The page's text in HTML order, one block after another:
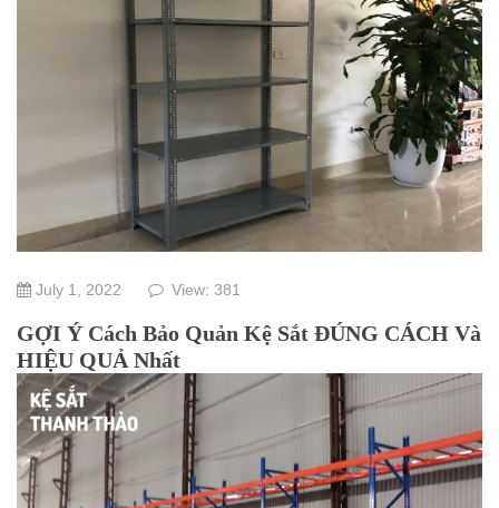
July 1, 2022 View: 381
GỢI Ý Cách Bảo Quản Kệ Sắt ĐÚNG CÁCH Và
HIỆU QUẢ Nhất